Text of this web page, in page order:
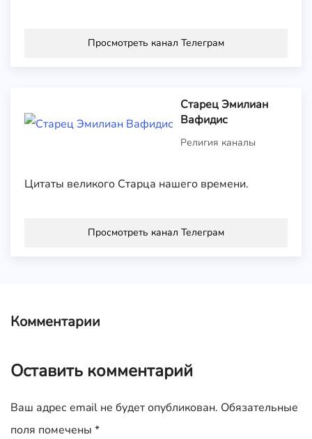
Просмотреть канал Телеграм
Старец Эмилиан
Вафидис
Религия каналы
Цитаты великого Старца нашего времени.
Просмотреть канал Телеграм
Комментарии
Оставить комментарий
Ваш адрес email не будет опубликован. Обязательные
поля помечены *